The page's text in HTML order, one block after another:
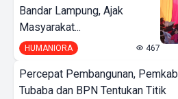
Bandar Lampung, Ajak
Masyarakat...
HUMANIORA 467
Percepat Pembangunan, Pemkab
Tubaba dan BPN Tentukan Titik